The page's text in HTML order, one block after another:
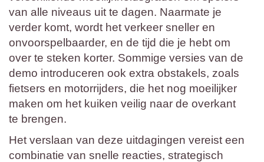
van alle niveaus uit te dagen. Naarmate je
verder komt, wordt het verkeer sneller en
onvoorspelbaarder, en de tijd die je hebt om
over te steken korter. Sommige versies van de
demo introduceren ook extra obstakels, zoals
fietsers en motorrijders, die het nog moeilijker
maken om het kuiken veilig naar de overkant
te brengen.
Het verslaan van deze uitdagingen vereist een
combinatie van snelle reacties, strategisch